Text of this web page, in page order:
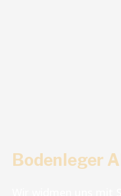
Bodenleger